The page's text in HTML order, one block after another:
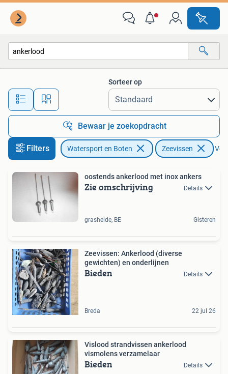
Alle afstanden…
Sorteer op
Bewaar je zoekopdracht
Filters Watersport en Boten Zeevissen
oostends ankerlood met inox ankers
Zie omschrijving Details
grasheide, BE Gisteren
Zeevissen: Ankerlood (diverse
gewichten) en onderlijnen
Bieden Details
Breda 22 jul 26
Vislood strandvissen ankerlood
vismolens verzamelaar
Bieden Details